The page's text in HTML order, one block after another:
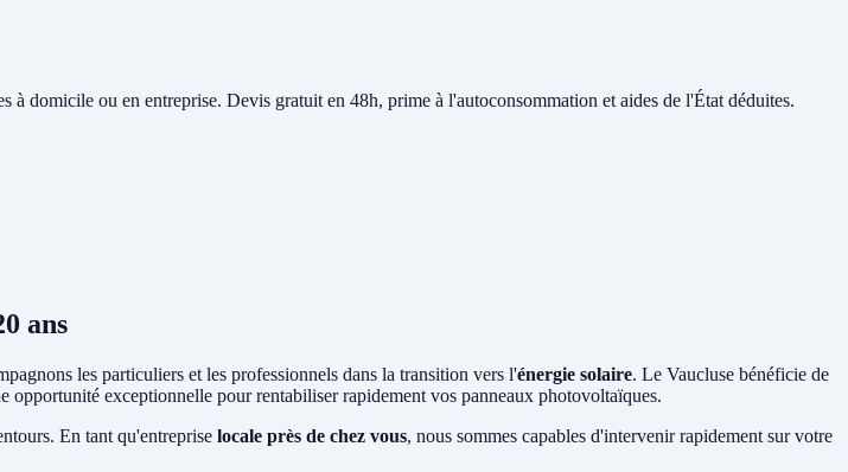
à domicile ou en entreprise. Devis gratuit en 48h, prime à l'autoconsommation et aides de l'État déduites.
ans
les particuliers et les professionnels dans la transition vers l'énergie solaire. Le Vaucluse bénéficie de
opportunité exceptionnelle pour rentabiliser rapidement vos panneaux photovoltaïques.
En tant qu'entreprise locale près de chez vous, nous sommes capables d'intervenir rapidement sur votre